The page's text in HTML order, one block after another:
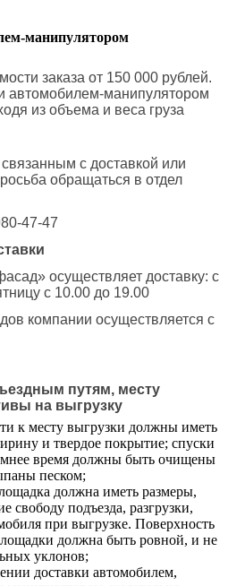
манипулятором
заказа от 150 000 рублей.
автомобилем-манипулятором
из объема и веса груза
с доставкой или
обращаться в отдел
47-47
осуществляет доставку: с
с 10.00 до 19.00
компании осуществляется с
путям, месту
на выгрузку
к месту выгрузки должны иметь
и твердое покрытие; спуски
время должны быть очищены
песком;
должна иметь размеры,
свободу подъезда, разгрузки,
при выгрузке. Поверхность
должна быть ровной, и не
уклонов;
доставки автомобилем,